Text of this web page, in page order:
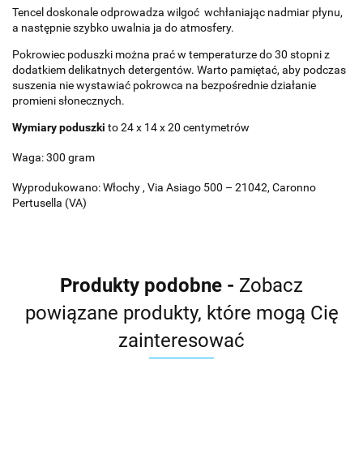
Tencel doskonale odprowadza wilgoć wchłaniając nadmiar płynu,
a następnie szybko uwalnia ja do atmosfery.
Pokrowiec poduszki można prać w temperaturze do 30 stopni z
dodatkiem delikatnych detergentów. Warto pamiętać, aby podczas
suszenia nie wystawiać pokrowca na bezpośrednie działanie
promieni słonecznych.
Wymiary poduszki to 24 x 14 x 20 centymetrów
Waga: 300 gram
Wyprodukowano: Włochy , Via Asiago 500 – 21042, Caronno
Pertusella (VA)
Produkty podobne - Zobacz
powiązane produkty, które mogą Cię
zainteresować